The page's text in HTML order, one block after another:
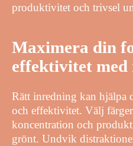
produktivitet och trivsel
Maximera din
effektivitet
Rätt inredning kan hjälpa
och effektivitet. Välj
koncentration och
grönt. Undvik